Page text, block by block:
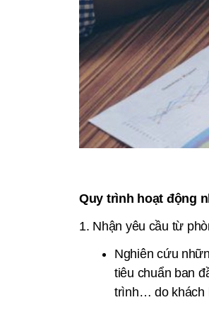
Quy trình hoạt động
1. Nhận yêu cầu từ
Nghiên cứu
tiêu chuẩn ban
trình… do khách